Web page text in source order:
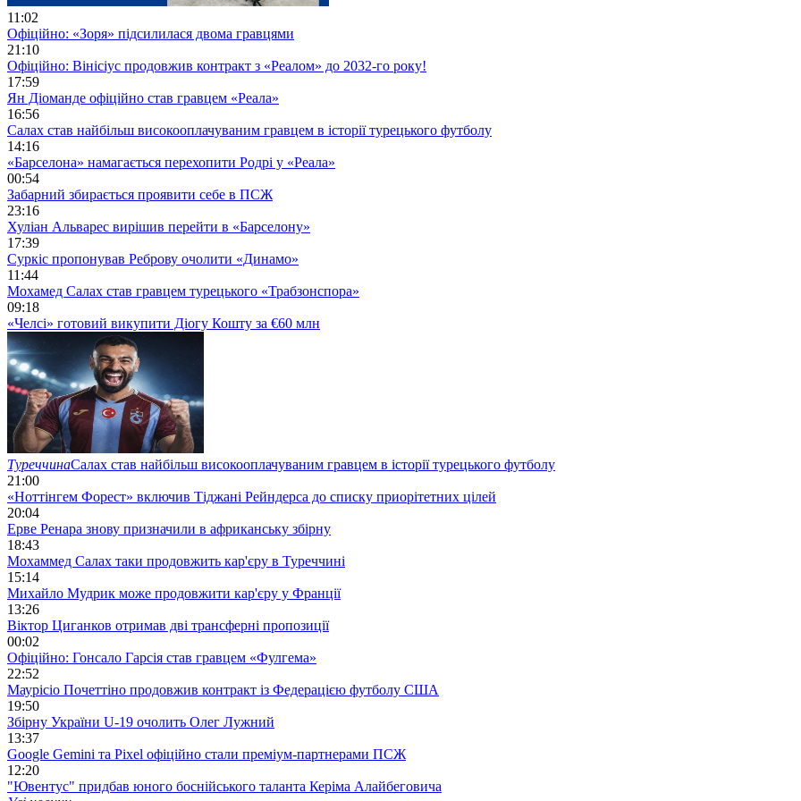
11:02
Офіційно: «Зоря» підсилилася двома гравцями
21:10
Офіційно: Вінісіус продовжив контракт з «Реалом» до 2032-го року!
17:59
Ян Діоманде офіційно став гравцем «Реала»
16:56
Салах став найбільш високооплачуваним гравцем в історії турецького футболу
14:16
«Барселона» намагається перехопити Родрі у «Реала»
00:54
Забарний збирається проявити себе в ПСЖ
23:16
Хуліан Альварес вирішив перейти в «Барселону»
17:39
Суркіс пропонував Реброву очолити «Динамо»
11:44
Мохамед Салах став гравцем турецького «Трабзонспора»
09:18
«Челсі» готовий викупити Діогу Кошту за €60 млн
ТуреччинаСалах став найбільш високооплачуваним гравцем в історії турецького футболу
21:00
«Ноттінгем Форест» включив Тіджані Рейндерса до списку приорітетних цілей
20:04
Ерве Ренара знову призначили в африканську збірну
18:43
Мохаммед Салах таки продовжить кар'єру в Туреччині
15:14
Михайло Мудрик може продовжити кар'єру у Франції
13:26
Віктор Циганков отримав дві трансферні пропозиції
00:02
Офіційно: Гонсало Гарсія став гравцем «Фулгема»
22:52
Маурісіо Почеттіно продовжив контракт із Федерацією футболу США
19:50
Збірну України U-19 очолить Олег Лужний
13:37
Google Gemini та Pixel офіційно стали преміум-партнерами ПСЖ
12:20
"Ювентус" придбав юного боснійського таланта Керіма Алайбеговича